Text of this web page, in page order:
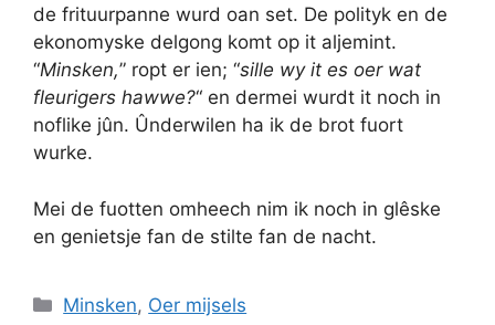
de frituurpanne wurd oan set. De polityk en de
ekonomyske delgong komt op it aljemint.
“Minsken,” ropt er ien; “sille wy it es oer wat
fleurigers hawwe?“ en dermei wurdt it noch in
noflike jûn. Ûnderwilen ha ik de brot fuort
wurke.
Mei de fuotten omheech nim ik noch in glêske
en genietsje fan de stilte fan de nacht.
Categories
Minsken, Oer mijsels